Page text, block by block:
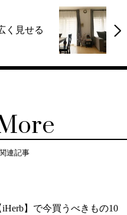
く見せる
連記事
】で今買うべきもの10